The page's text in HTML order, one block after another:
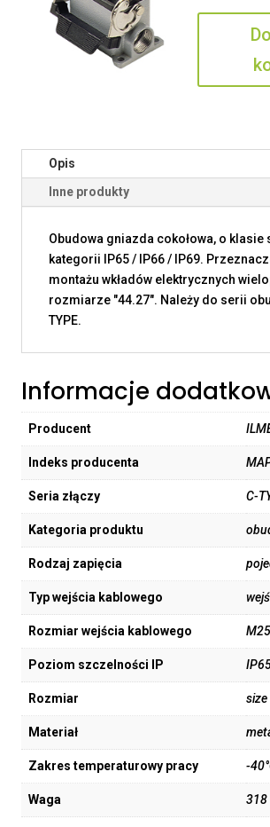
Opis
Inne produkty
Obudowa gniazda cokołowa, o
kategorii IP65 / IP66 / IP69.
montażu wkładów elektrycznych
rozmiarze "44.27". Należy do serii
TYPE.
Informacje
Producent
Indeks producenta
Seria złączy C-
Kategoria produktu
Rodzaj zapięcia
Typ wejścia kablowego
Rozmiar wejścia kablowego
Poziom szczelności IP
Rozmiar size
Materiał
Zakres temperaturowy pracy -
Waga 318